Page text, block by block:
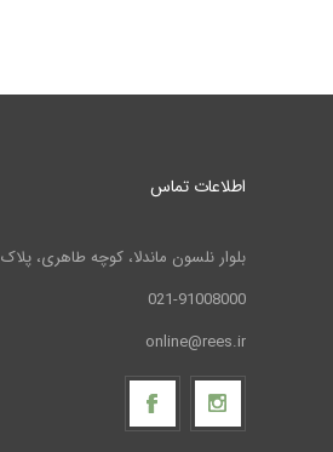
اطلاعات تماس
بلوار نلسون ماندلا، کوچه طاهری، پلاک 78، طبقه 2
021-91008000
online@rees.ir